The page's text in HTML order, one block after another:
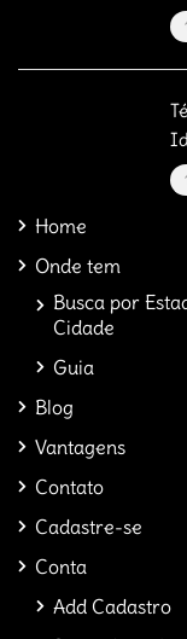
Home
Onde tem
Busca por
Cidade
Guia
Blog
Vantagens
Contato
Cadastre-se
Conta
Add Cadastro